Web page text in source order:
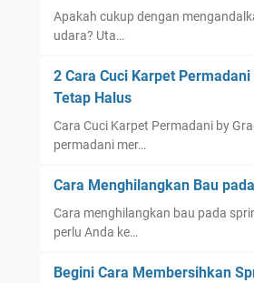
i
d
i
B
a
u
P
u
i
Apakah cukup dengan
udara? Uta…
2 Cara Cuci Karpet
Tetap Halus
Cara Cuci Karpet Permadani by
permadani mer…
Cara Menghilangkan Bau
Cara menghilangkan bau pada
perlu Anda ke…
Begini Cara Membersihkan